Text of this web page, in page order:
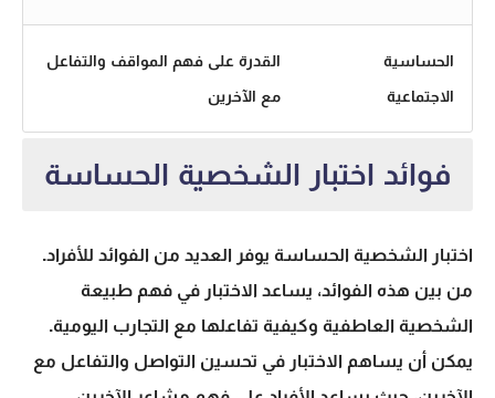
الحساسية
الاجتماعية
القدرة على فهم المواقف والتفاعل
مع الآخرين
فوائد اختبار الشخصية الحساسة
اختبار الشخصية الحساسة يوفر العديد من الفوائد للأفراد.
من بين هذه الفوائد، يساعد الاختبار في فهم طبيعة
الشخصية العاطفية وكيفية تفاعلها مع التجارب اليومية.
يمكن أن يساهم الاختبار في تحسين التواصل والتفاعل مع